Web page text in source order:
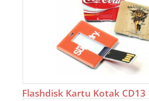
Flashdisk Kartu Kotak CD13